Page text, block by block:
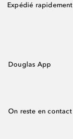
Expédié rapidement
Douglas App
On reste en contact